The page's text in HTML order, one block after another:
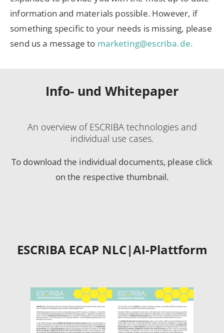
information and materials possible. However, if
something specific to your needs is missing, please
send us a message to marketing@escriba.de.
Info- und Whitepaper
An overview of ESCRIBA technologies and
individual use cases.
To download the individual documents, please click
on the respective thumbnail.
ESCRIBA ECAP NLC|AI-Plattform